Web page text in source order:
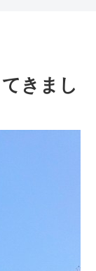
きまし